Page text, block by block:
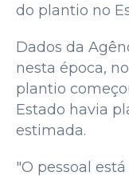
do plantio no
Dados da
nesta época,
plantio
Estado havia
estimada.
"O pessoal